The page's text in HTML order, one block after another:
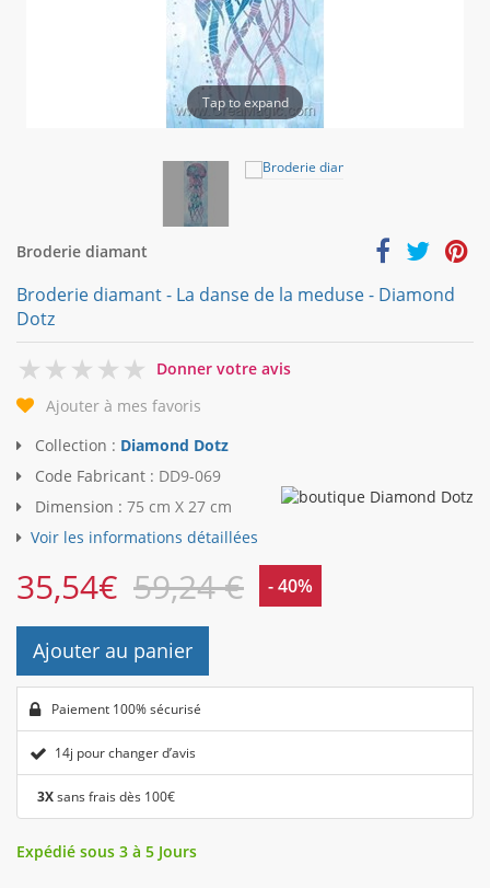
Tap to expand
Broderie diamant
Broderie diamant - La danse de la meduse - Diamond
Dotz
0
Donner votre avis
Ajouter à mes favoris
Collection : Diamond Dotz
Code Fabricant : DD9-069
Dimension : 75 cm X 27 cm
Voir les informations détaillées
35,54€ 59,24 € - 40%
Ajouter au panier
Paiement 100% sécurisé
14j pour changer d’avis
3Xsans frais dès 100€
Expédié sous 3 à 5 Jours